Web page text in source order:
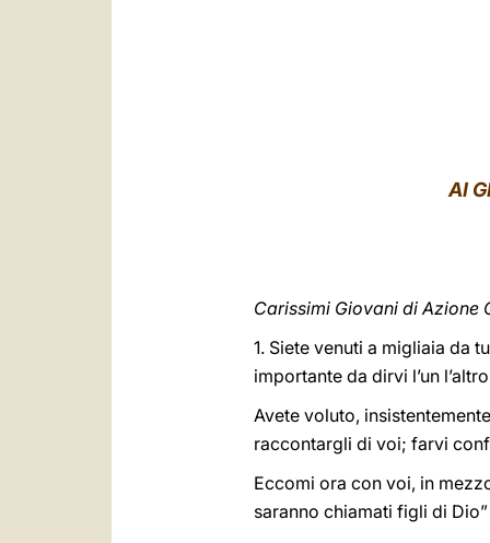
AI
Carissimi Giovani di Azione
1. Siete venuti a migliaia da
importante da dirvi l’un
Avete voluto,
raccontargli di voi; farvi
Eccomi ora con voi, in
saranno chiamati figli di